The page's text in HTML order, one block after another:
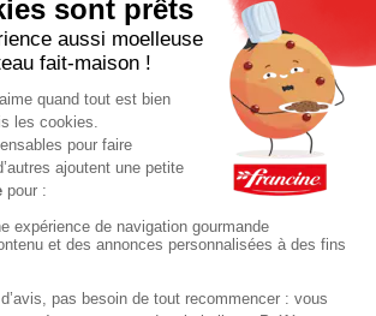
pratiquez une activité physique régulière. Plus
sur
www.mangerbouger.fr